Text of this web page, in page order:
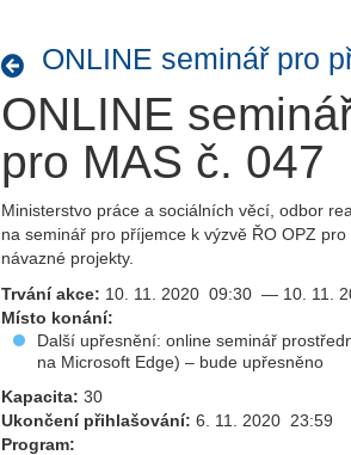
ONLINE seminář pro
ONLINE
pro MAS č. 047
Ministerstvo práce a sociálních věcí, odbor
na seminář pro příjemce k výzvě ŘO OPZ
návazné projekty.
Trvání akce: 10. 11. 2020 09:30 — 10. 11.
Místo konání:
Další upřesnění: online seminář
na Microsoft Edge) – bude upřesněno
Kapacita: 30
Ukončení přihlašování: 6. 11. 2020 23:59
Program: